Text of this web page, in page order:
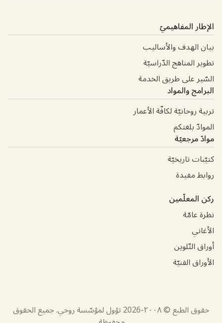
الإطار المفاهيميّ
بيان الهدف والأساليب
تطوير المناهج الدّراسيّة
السّير على طريق الخدمة
البرامج والمواد
تربية روحانيّة لكافّة الأعمار
الموادّ بلغتكم
موادّ مرجعيّة
كتيّبات تاريخيّة
روابط مفيدة
ركن المعلّمين
نظرة عامّة
الأغاني
أوراق التّلوين
الأوراق الفنيّة
حقوق الطبع © ٢٠٠٨- 2026تؤول لمؤسّسة روحي. جميع الحقوق